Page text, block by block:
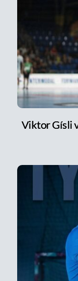
Viktor Gísli